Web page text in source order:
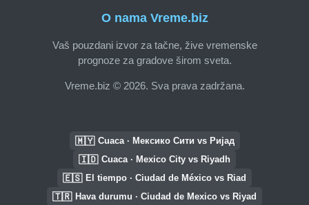
O nama Vreme.biz
Vaš pouzdani izvor za tačne, žive vremenske
prognoze za gradove širom sveta.
Vreme.biz © 2026. Sva prava zadržana.
🇲🇾 Cuaca · Мексико Сити vs Ријад
🇮🇩 Cuaca · Mexico City vs Riyadh
🇪🇸 El tiempo · Ciudad de México vs Riad
🇹🇷 Hava durumu · Ciudad de Mexico vs Riyad